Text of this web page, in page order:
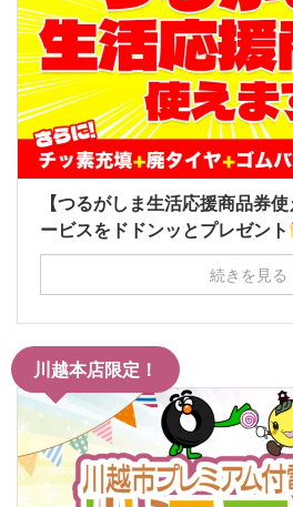
【つるがしま生活応援商品券
ービスをドドンッとプレゼント
続きを見る
川越本店限定！